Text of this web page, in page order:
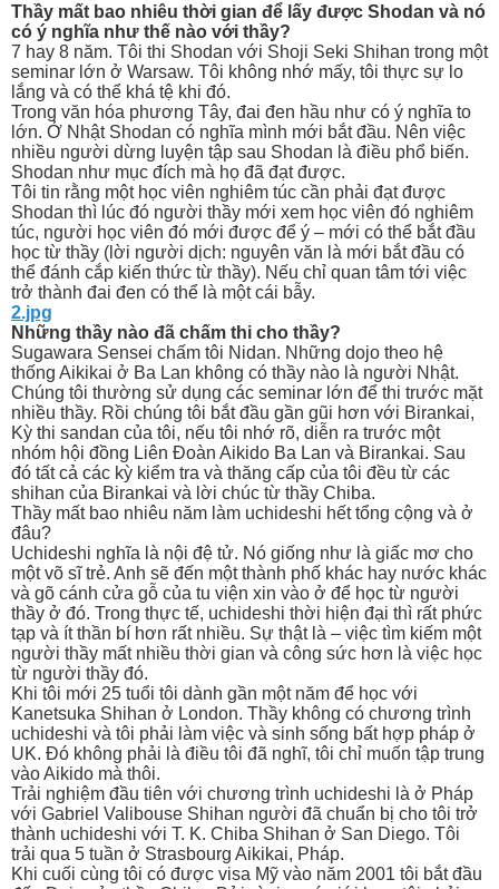
Thầy mất bao nhiêu thời gian để lấy được Shodan và nó
có ý nghĩa như thế nào với thầy?
7 hay 8 năm. Tôi thi Shodan với Shoji Seki Shihan trong một
seminar lớn ở Warsaw. Tôi không nhớ mấy, tôi thực sự lo
lắng và có thể khá tệ khi đó.
Trong văn hóa phương Tây, đai đen hầu như có ý nghĩa to
lớn. Ở Nhật Shodan có nghĩa mình mới bắt đầu. Nên việc
nhiều người dừng luyện tập sau Shodan là điều phổ biến.
Shodan như mục đích mà họ đã đạt được.
Tôi tin rằng một học viên nghiêm túc cần phải đạt được
Shodan thì lúc đó người thầy mới xem học viên đó nghiêm
túc, người học viên đó mới được để ý – mới có thể bắt đầu
học từ thầy (lời người dịch: nguyên văn là mới bắt đầu có
thể đánh cắp kiến thức từ thầy). Nếu chỉ quan tâm tới việc
trở thành đai đen có thể là một cái bẫy.
2.jpg
Những thầy nào đã chấm thi cho thầy?
Sugawara Sensei chấm tôi Nidan. Những dojo theo hệ
thống Aikikai ở Ba Lan không có thầy nào là người Nhật.
Chúng tôi thường sử dụng các seminar lớn để thi trước mặt
nhiều thầy. Rồi chúng tôi bắt đầu gần gũi hơn với Birankai,
Kỳ thi sandan của tôi, nếu tôi nhớ rõ, diễn ra trước một
nhóm hội đồng Liên Đoàn Aikido Ba Lan và Birankai. Sau
đó tất cả các kỳ kiểm tra và thăng cấp của tôi đều từ các
shihan của Birankai và lời chúc từ thầy Chiba.
Thầy mất bao nhiêu năm làm uchideshi hết tổng cộng và ở
đâu?
Uchideshi nghĩa là nội đệ tử. Nó giống như là giấc mơ cho
một võ sĩ trẻ. Anh sẽ đến một thành phố khác hay nước khác
và gõ cánh cửa gỗ của tu viện xin vào ở để học từ người
thầy ở đó. Trong thực tế, uchideshi thời hiện đại thì rất phức
tạp và ít thần bí hơn rất nhiều. Sự thật là – việc tìm kiếm một
người thầy mất nhiều thời gian và công sức hơn là việc học
từ người thầy đó.
Khi tôi mới 25 tuổi tôi dành gần một năm để học với
Kanetsuka Shihan ở London. Thầy không có chương trình
uchideshi và tôi phải làm việc và sinh sống bất hợp pháp ở
UK. Đó không phải là điều tôi đã nghĩ, tôi chỉ muốn tập trung
vào Aikido mà thôi.
Trải nghiệm đầu tiên với chương trình uchideshi là ở Pháp
với Gabriel Valibouse Shihan người đã chuẩn bị cho tôi trở
thành uchideshi với T. K. Chiba Shihan ở San Diego. Tôi
trải qua 5 tuần ở Strasbourg Aikikai, Pháp.
Khi cuối cùng tôi có được visa Mỹ vào năm 2001 tôi bắt đầu